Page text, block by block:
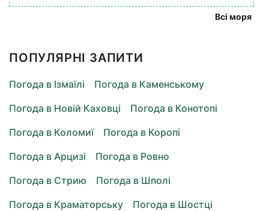
Всі моря
ПОПУЛЯРНІ ЗАПИТИ
Погода в Ізмаїлі
Погода в Каменському
Погода в Новій Каховці
Погода в Конотопі
Погода в Коломиї
Погода в Коропі
Погода в Арцизі
Погода в Ровно
Погода в Стрию
Погода в Шполі
Погода в Краматорську
Погода в Шостці